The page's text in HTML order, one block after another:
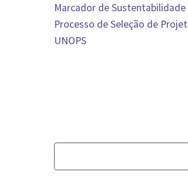
Marcador de Sustentabilidade
Processo de Seleção de
UNOPS